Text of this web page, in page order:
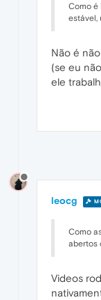
Como é
estável,
Não é
(se eu
ele
leocg
Como
abertos
Videos